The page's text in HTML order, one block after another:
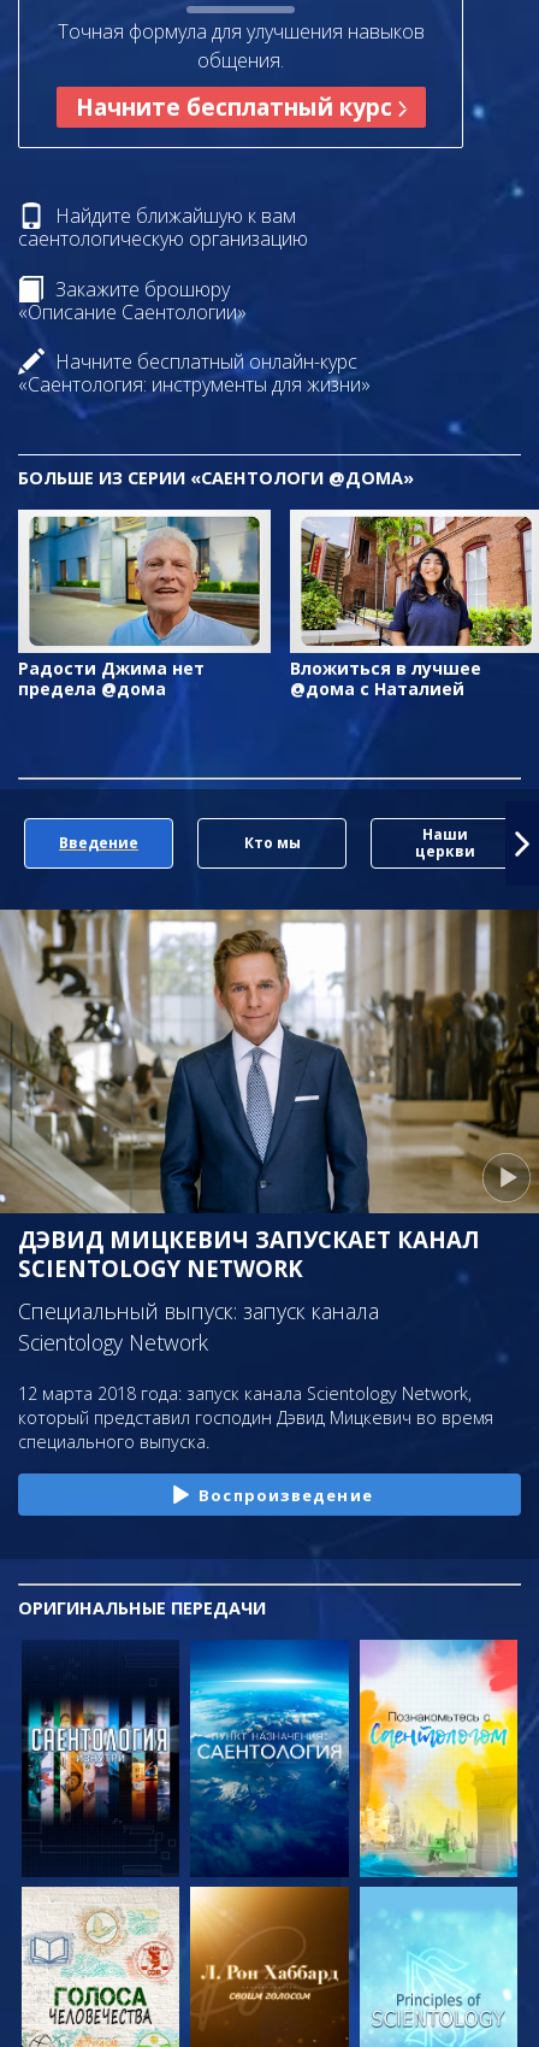
Точная формула для улучшения навыков
общения.
Начните бесплатный курс
Найдите ближайшую к вам
саентологическую организацию
Закажите брошюру
«Описание Саентологии»
Начните бесплатный онлайн-курс
«Саентология: инструменты для жизни»
БОЛЬШЕ ИЗ СЕРИИ «САЕНТОЛОГИ @ДОМА»
Радости Джима нет
предела @дома
Вложиться в лучшее
@дома с Наталией
Введение Кто мы
Наши
церкви
ДЭВИД МИЦКЕВИЧ ЗАПУСКАЕТ КАНАЛ
SCIENTOLOGY NETWORK
Специальный выпуск: запуск канала
Scientology Network
12 марта 2018 года: запуск канала Scientology Network,
который представил господин Дэвид Мицкевич во время
специального выпуска.
Воспроизведение
ОРИГИНАЛЬНЫЕПЕРЕДАЧИ
СМОТРЕТЬ
ПЕРЕДАЧИ
СМОТРЕТЬ
ПЕРЕДАЧИ
СМОТРЕТЬ
ПЕРЕДАЧИ